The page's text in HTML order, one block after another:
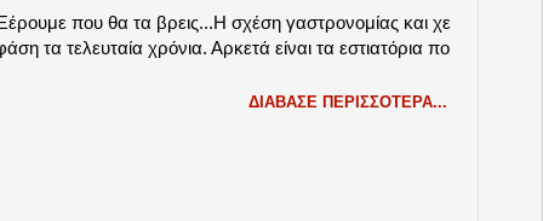
που θα τα βρεις...H σχέση γαστρονομίας και χε
τα τελευταία χρόνια. Αρκετά είναι τα εστιατόρια πο
ΔΙΆΒΑΣΕ ΠΕΡΙΣΣΌΤΕΡΑ...